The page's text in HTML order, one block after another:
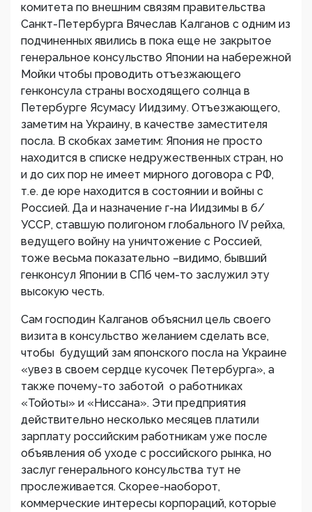
комитета по внешним связям правительства
Санкт-Петербурга Вячеслав Калганов с одним из
подчиненных явились в пока еще не закрытое
генеральное консульство Японии на набережной
Мойки чтобы проводить отъезжающего
генконсула страны восходящего солнца в
Петербурге Ясумасу Иидзиму. Отъезжающего,
заметим на Украину, в качестве заместителя
посла. В скобках заметим: Япония не просто
находится в списке недружественных стран, но
и до сих пор не имеет мирного договора с РФ,
т.е. де юре находится в состоянии и войны с
Россией. Да и назначение г-на Иидзимы в б/
УССР, ставшую полигоном глобального IV рейха,
ведущего войну на уничтожение с Россией,
тоже весьма показательно –видимо, бывший
генконсул Японии в СПб чем-то заслужил эту
высокую честь.
Сам господин Калганов объяснил цель своего
визита в консульство желанием сделать все,
чтобы будущий зам японского посла на Украине
«увез в своем сердце кусочек Петербурга», а
также почему-то заботой о работниках
«Тойоты» и «Ниссана». Эти предприятия
действительно несколько месяцев платили
зарплату российским работникам уже после
объявления об уходе с российского рынка, но
заслуг генерального консульства тут не
прослеживается. Скорее-наоборот,
коммерческие интересы корпораций, которые